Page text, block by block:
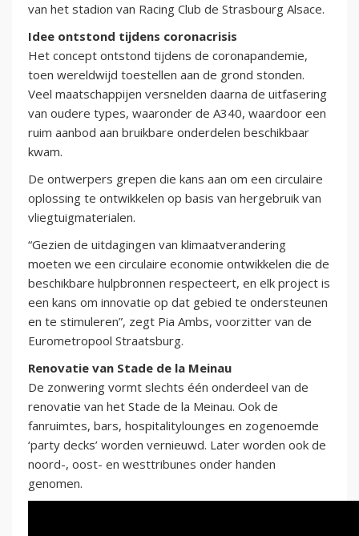
van het stadion van Racing Club de Strasbourg Alsace.
Idee ontstond tijdens coronacrisis
Het concept ontstond tijdens de coronapandemie,
toen wereldwijd toestellen aan de grond stonden.
Veel maatschappijen versnelden daarna de uitfasering
van oudere types, waaronder de A340, waardoor een
ruim aanbod aan bruikbare onderdelen beschikbaar
kwam.
De ontwerpers grepen die kans aan om een circulaire
oplossing te ontwikkelen op basis van hergebruik van
vliegtuigmaterialen.
“Gezien de uitdagingen van klimaatverandering
moeten we een circulaire economie ontwikkelen die de
beschikbare hulpbronnen respecteert, en elk project is
een kans om innovatie op dat gebied te ondersteunen
en te stimuleren”, zegt Pia Ambs, voorzitter van de
Eurometropool Straatsburg.
Renovatie van Stade de la Meinau
De zonwering vormt slechts één onderdeel van de
renovatie van het Stade de la Meinau. Ook de
fanruimtes, bars, hospitalitylounges en zogenoemde
‘party decks’ worden vernieuwd. Later worden ook de
noord-, oost- en westtribunes onder handen
genomen.